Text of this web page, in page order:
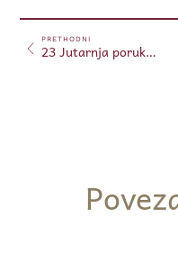
PRETHODNI
23 Jutarnja poruka 23.01.2024. (Free)